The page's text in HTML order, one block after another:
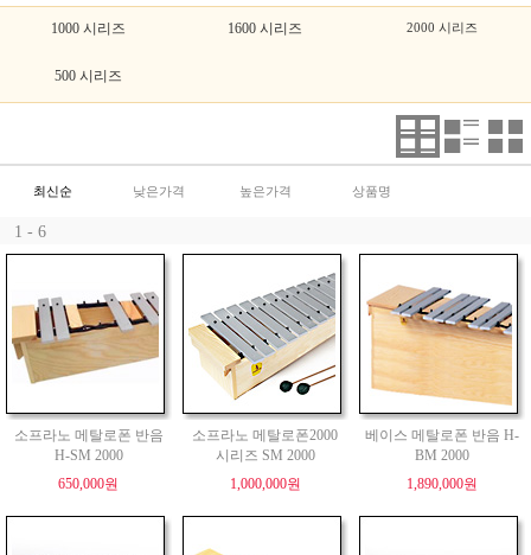
1000 시리즈 1600 시리즈 2000 시리즈
500 시리즈
최신순 낮은가격 높은가격 상품명
1 - 6
소프라노 메탈로폰 반음
H-SM 2000
650,000원
소프라노 메탈로폰2000
시리즈 SM 2000
1,000,000원
베이스 메탈로폰 반음 H-
BM 2000
1,890,000원